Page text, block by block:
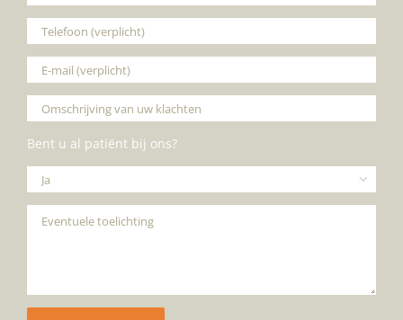
Bent u al patiënt bij ons?
